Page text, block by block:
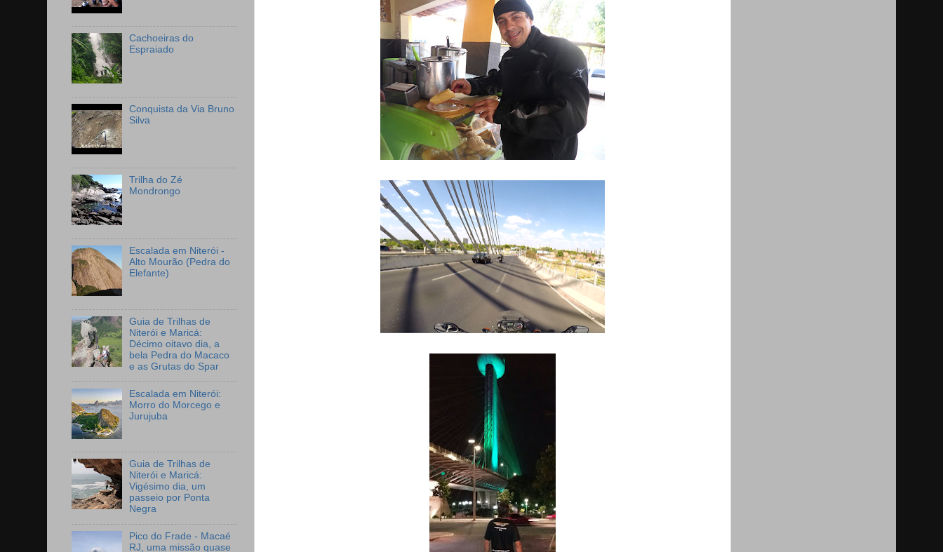
Cachoeiras do
Espraiado
Conquista da Via Bruno
Silva
Trilha do Zé
Mondrongo
Escalada em Niterói -
Alto Mourão (Pedra do
Elefante)
Guia de Trilhas de
Niterói e Maricá:
Décimo oitavo dia, a
bela Pedra do Macaco
e as Grutas do Spar
Escalada em Niterói:
Morro do Morcego e
Jurujuba
Guia de Trilhas de
Niterói e Maricá:
Vigésimo dia, um
passeio por Ponta
Negra
Pico do Frade - Macaé
RJ, uma missão quase